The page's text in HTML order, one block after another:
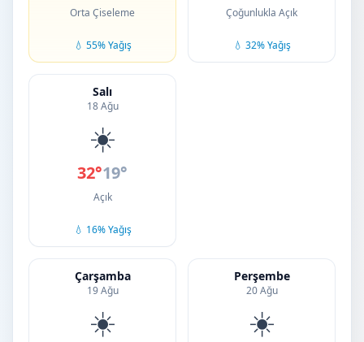
Orta Çiseleme
💧 55% Yağış
Çoğunlukla Açık
💧 32% Yağış
Salı
18 Ağu
☀️
32°19°
Açık
💧 16% Yağış
Çarşamba
19 Ağu
☀️
Perşembe
20 Ağu
☀️